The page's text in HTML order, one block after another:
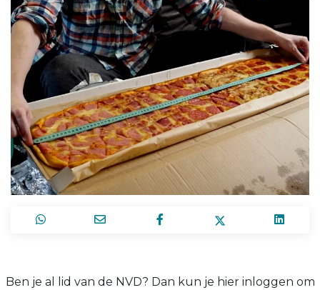
Ben je al lid van de NVD? Dan kun je hier inloggen om